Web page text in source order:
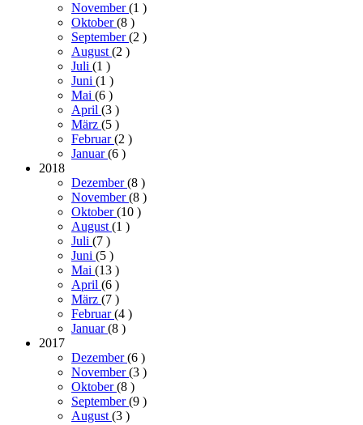
November(1 )
Oktober(8 )
September(2 )
August (2 )
Juli (1 )
Juni (1 )
Mai (6 )
April (3 )
März (5 )
Februar(2 )
Januar(6 )
2018
Dezember(8 )
November(8 )
Oktober(10 )
August (1 )
Juli (7 )
Juni (5 )
Mai (13 )
April (6 )
März (7 )
Februar(4 )
Januar(8 )
2017
Dezember(6 )
November(3 )
Oktober(8 )
September(9 )
August (3 )